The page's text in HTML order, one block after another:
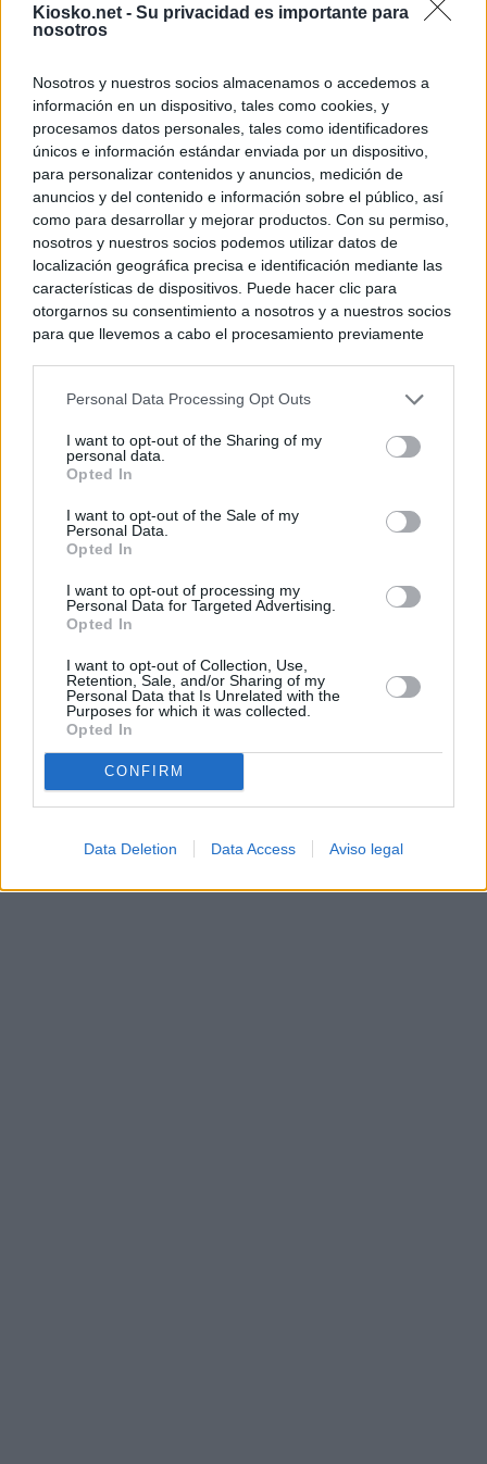
Kiosko.net - Su privacidad es importante para
nosotros
Nosotros y nuestros socios almacenamos o accedemos a
información en un dispositivo, tales como cookies, y
procesamos datos personales, tales como identificadores
únicos e información estándar enviada por un dispositivo,
para personalizar contenidos y anuncios, medición de
anuncios y del contenido e información sobre el público, así
como para desarrollar y mejorar productos. Con su permiso,
nosotros y nuestros socios podemos utilizar datos de
localización geográfica precisa e identificación mediante las
características de dispositivos. Puede hacer clic para
otorgarnos su consentimiento a nosotros y a nuestros socios
para que llevemos a cabo el procesamiento previamente
negar su consentimiento. Tenga en cuenta que algún
de su consentimiento, pero usted tiene el derecho de
rechazar tal procesamiento. Sus preferencias se aplicarán
cualquier momento entrando de nuevo en este sitio web o
visitando nuestra política de privacidad.
Personal Data Processing Opt Outs
I want to opt-out of the Sharing of my
personal data.
Opted In
I want to opt-out of the Sale of my
Personal Data.
Opted In
I want to opt-out of processing my
Personal Data for Targeted Advertising.
Opted In
I want to opt-out of Collection, Use,
Retention, Sale, and/or Sharing of my
Personal Data that Is Unrelated with the
Purposes for which it was collected.
Opted In
CONFIRM
Data Deletion Data Access Aviso legal